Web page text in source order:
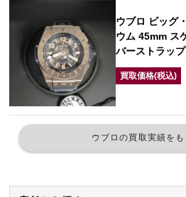
ウブロ ビッグ
ウム 45mm ス
バーストラッ
買取価格(税込)
ウブロの買取実績を